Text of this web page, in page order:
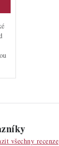
všechny recenze